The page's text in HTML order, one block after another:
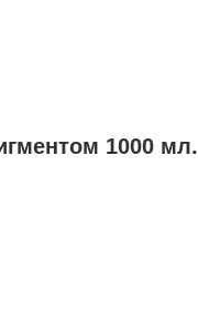
1000 мл.